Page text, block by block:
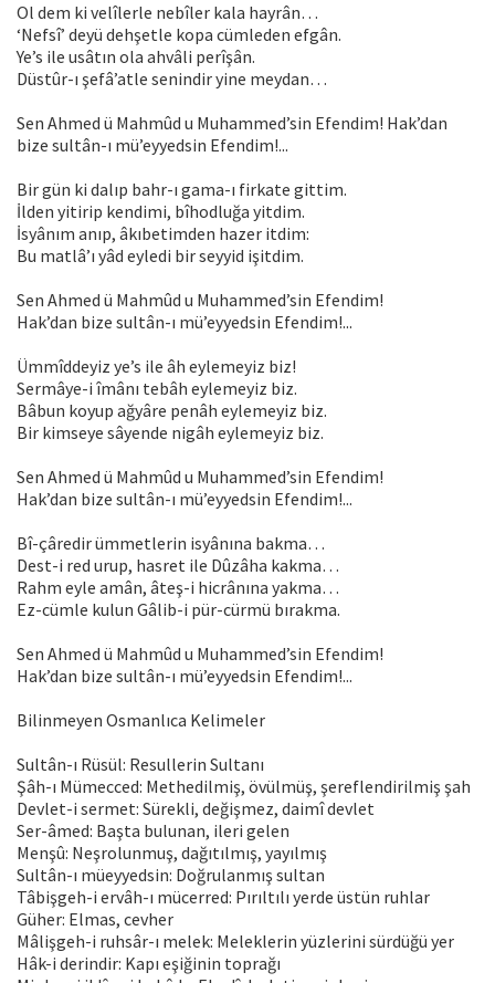
Ol dem ki velîlerle nebîler kala hayrân…
‘Nefsî’ deyü dehşetle kopa cümleden efgân.
Ye’s ile usâtın ola ahvâli perîşân.
Düstûr-ı şefâ’atle senindir yine meydan…
Sen Ahmed ü Mahmûd u Muhammed’sin Efendim! Hak’dan
bize sultân-ı mü’eyyedsin Efendim!...
Bir gün ki dalıp bahr-ı gama-ı firkate gittim.
İlden yitirip kendimi, bîhodluğa yitdim.
İsyânım anıp, âkıbetimden hazer itdim:
Bu matlâ’ı yâd eyledi bir seyyid işitdim.
Sen Ahmed ü Mahmûd u Muhammed’sin Efendim!
Hak’dan bize sultân-ı mü’eyyedsin Efendim!...
Ümmîddeyiz ye’s ile âh eylemeyiz biz!
Sermâye-i îmânı tebâh eylemeyiz biz.
Bâbun koyup ağyâre penâh eylemeyiz biz.
Bir kimseye sâyende nigâh eylemeyiz biz.
Sen Ahmed ü Mahmûd u Muhammed’sin Efendim!
Hak’dan bize sultân-ı mü’eyyedsin Efendim!...
Bî-çâredir ümmetlerin isyânına bakma…
Dest-i red urup, hasret ile Dûzâha kakma…
Rahm eyle amân, âteş-i hicrânına yakma…
Ez-cümle kulun Gâlib-i pür-cürmü bırakma.
Sen Ahmed ü Mahmûd u Muhammed’sin Efendim!
Hak’dan bize sultân-ı mü’eyyedsin Efendim!...
Bilinmeyen Osmanlıca Kelimeler
Sultân-ı Rüsül: Resullerin Sultanı
Şâh-ı Mümecced: Methedilmiş, övülmüş, şereflendirilmiş şah
Devlet-i sermet: Sürekli, değişmez, daimî devlet
Ser-âmed: Başta bulunan, ileri gelen
Menşû: Neşrolunmuş, dağıtılmış, yayılmış
Sultân-ı müeyyedsin: Doğrulanmış sultan
Tâbişgeh-i ervâh-ı mücerred: Pırıltılı yerde üstün ruhlar
Güher: Elmas, cevher
Mâlişgeh-i ruhsâr-ı melek: Meleklerin yüzlerini sürdüğü yer
Hâk-i derindir: Kapı eşiğinin toprağı